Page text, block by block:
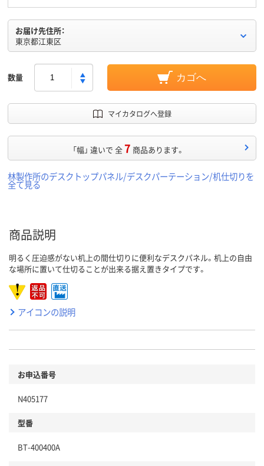
お届け先住所：
東京都江東区
数量 カゴへ
マイカタログへ登録
「幅」 違いで 全7 商品あります。
林製作所のデスクトップパネル/デスクパーテーション/机仕切りを
全て見る
商品説明
明るく圧迫感がない机上の間仕切りに便利なデスクパネル。机上の自由
な場所に置いて仕切ることが出来る据え置きタイプです。
アイコンの説明
お申込番号
N405177
型番
BT-400400A